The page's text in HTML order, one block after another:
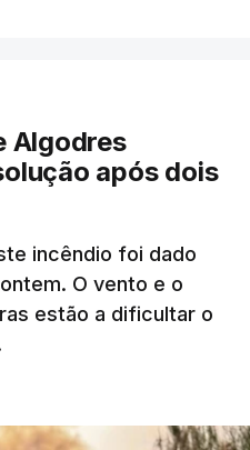
tratarmos com
dúvidas sobre se é
NESTE
Algodres
após dois
incêndio foi dado
O vento e o
estão a dificultar o